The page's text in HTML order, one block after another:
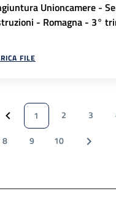
Unioncamere -
- Romagna - 3°
FILE
1 2 3
8 9 10